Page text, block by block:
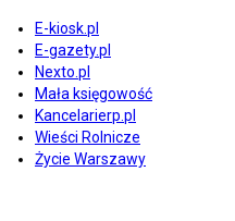
E-kiosk.pl
E-gazety.pl
Nexto.pl
Mała księgowość
Kancelarierp.pl
Wieści Rolnicze
Życie Warszawy